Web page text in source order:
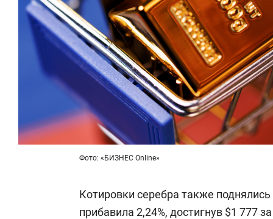
Фото: «БИЗНЕС Online»
Котировки серебра также
прибавила 2,24%, достигнув $1 777